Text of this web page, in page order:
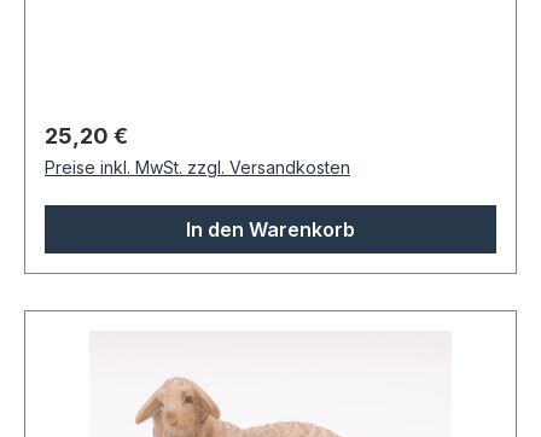
Regulärer Preis:
25,20 €
Preise inkl. MwSt. zzgl. Versandkosten
In den Warenkorb